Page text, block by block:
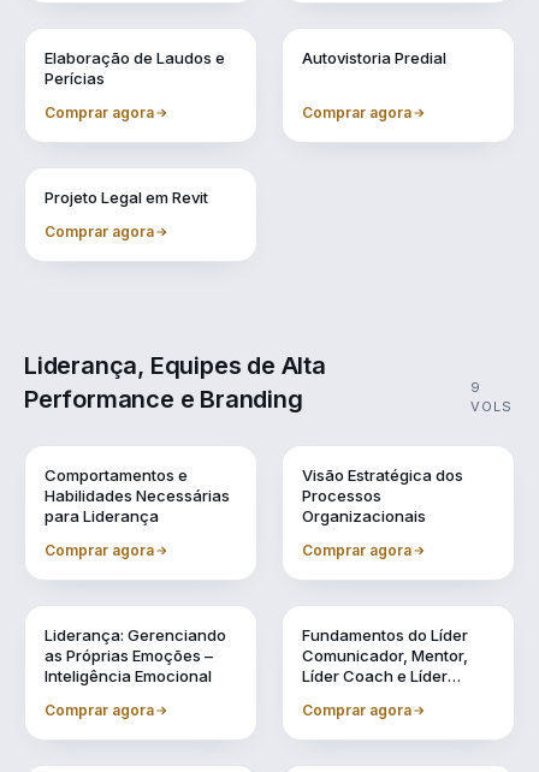
Elaboração de Laudos e
Perícias
Comprar agora
Autovistoria Predial
Comprar agora
Projeto Legal em Revit
Comprar agora
Liderança, Equipes de Alta
Performance e Branding
9
VOLS
Comportamentos e
Habilidades Necessárias
para Liderança
Comprar agora
Visão Estratégica dos
Processos
Organizacionais
Comprar agora
Liderança: Gerenciando
as Próprias Emoções –
Inteligência Emocional
Comprar agora
Fundamentos do Líder
Comunicador, Mentor,
Líder Coach e Líder
Comprar agora